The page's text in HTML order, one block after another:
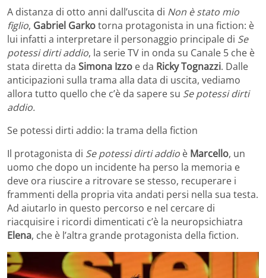
A distanza di otto anni dall’uscita di Non è stato mio
figlio, Gabriel Garkotorna protagonista in una fiction: è
lui infatti a interpretare il personaggio principale di Se
potessi dirti addio, la serie TV in onda su Canale 5 che è
stata diretta da Simona Izzo e da Ricky Tognazzi. Dalle
anticipazioni sulla trama alla data di uscita, vediamo
allora tutto quello che c’è da sapere su Se potessi dirti
addio.
Se potessi dirti addio: la trama della fiction
Il protagonista di Se potessi dirti addio è Marcello, un
uomo che dopo un incidente ha perso la memoria e
deve ora riuscire a ritrovare se stesso, recuperare i
frammenti della propria vita andati persi nella sua testa.
Ad aiutarlo in questo percorso e nel cercare di
riacquisire i ricordi dimenticati c’è la neuropsichiatra
Elena, che è l’altra grande protagonista della fiction.